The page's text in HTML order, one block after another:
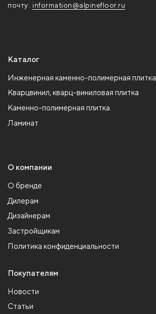
почту: information@alpinefloor.ru
Каталог
Инженерная каменно-полимерная плитка
Кварцвинил, кварц-виниловая плитка
Каменно-полимерная плитка
Ламинат
О компании
О бренде
Дилерам
Дизайнерам
Застройщикам
Политика конфиденциальности
Покупателям
Новости
Статьи